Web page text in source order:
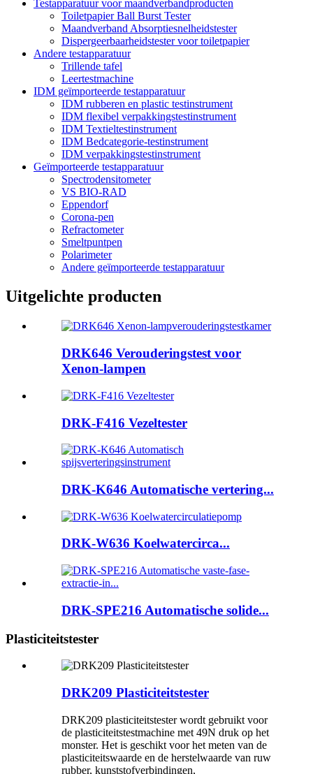
Testapparatuur voor maandverbandproducten
Toiletpapier Ball Burst Tester
Maandverband Absorptiesnelheidstester
Dispergeerbaarheidstester voor toiletpapier
Andere testapparatuur
Trillende tafel
Leertestmachine
IDM geïmporteerde testapparatuur
IDM rubberen en plastic testinstrument
IDM flexibel verpakkingstestinstrument
IDM Textieltestinstrument
IDM Bedcategorie-testinstrument
IDM verpakkingstestinstrument
Geïmporteerde testapparatuur
Spectrodensitometer
VS BIO-RAD
Eppendorf
Corona-pen
Refractometer
Smeltpuntpen
Polarimeter
Andere geïmporteerde testapparatuur
Uitgelichte producten
DRK646 Verouderingstest voor
Xenon-lampen
DRK-F416 Vezeltester
DRK-K646 Automatische vertering...
DRK-W636 Koelwatercirca...
DRK-SPE216 Automatische solide...
Plasticiteitstester
DRK209 Plasticiteitstester
DRK209 plasticiteitstester wordt gebruikt voor
de plasticiteitstestmachine met 49N druk op het
monster. Het is geschikt voor het meten van de
plasticiteitswaarde en de herstelwaarde van ruw
rubber, kunststofverbindingen,